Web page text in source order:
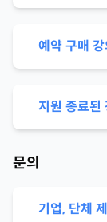
예약 구매 강
지원 종료된
문의
기업, 단체